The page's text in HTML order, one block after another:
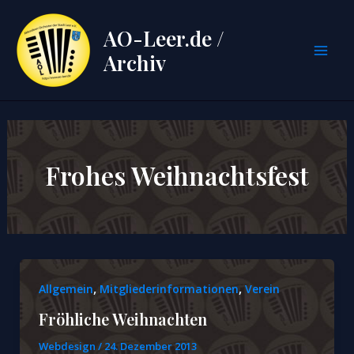
Inhalt
springen
AO-Leer.de /
Archiv
Frohes Weihnachtsfest
Allgemein, Mitgliederinformationen, Verein
Fröhliche Weihnachten
Webdesign / 24. Dezember 2013